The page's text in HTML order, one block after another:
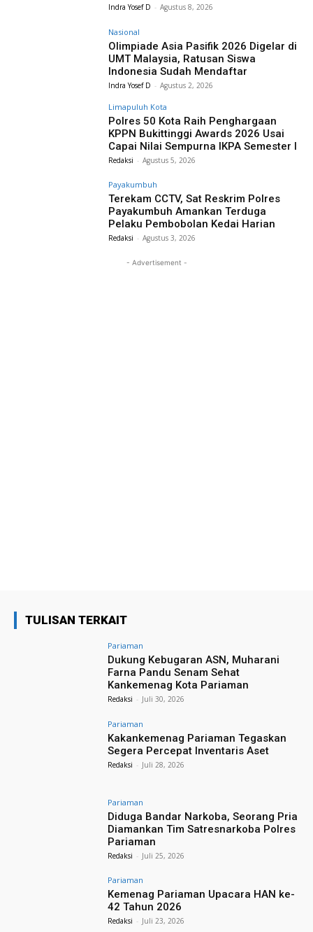
Indra Yosef D - Agustus 8, 2026
Nasional
Olimpiade Asia Pasifik 2026 Digelar di
UMT Malaysia, Ratusan Siswa
Indonesia Sudah Mendaftar
Indra Yosef D - Agustus 2, 2026
Limapuluh Kota
Polres 50 Kota Raih Penghargaan
KPPN Bukittinggi Awards 2026 Usai
Capai Nilai Sempurna IKPA Semester I
Redaksi - Agustus 5, 2026
Payakumbuh
Terekam CCTV, Sat Reskrim Polres
Payakumbuh Amankan Terduga
Pelaku Pembobolan Kedai Harian
Redaksi - Agustus 3, 2026
- Advertisement -
TULISAN TERKAIT
Pariaman
Dukung Kebugaran ASN, Muharani
Farna Pandu Senam Sehat
Kankemenag Kota Pariaman
Redaksi - Juli 30, 2026
Pariaman
Kakankemenag Pariaman Tegaskan
Segera Percepat Inventaris Aset
Redaksi - Juli 28, 2026
Pariaman
Diduga Bandar Narkoba, Seorang Pria
Diamankan Tim Satresnarkoba Polres
Pariaman
Redaksi - Juli 25, 2026
Pariaman
Kemenag Pariaman Upacara HAN ke-
42 Tahun 2026
Redaksi - Juli 23, 2026